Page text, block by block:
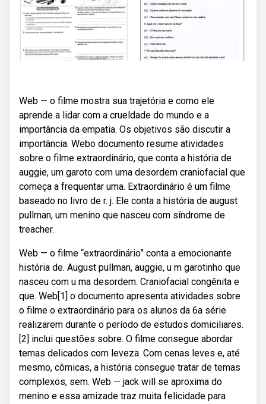
Web — o filme mostra sua trajetória e como ele
aprende a lidar com a crueldade do mundo e a
importância da empatia. Os objetivos são discutir a
importância. Webo documento resume atividades
sobre o filme extraordinário, que conta a história de
auggie, um garoto com uma desordem craniofacial que
começa a frequentar uma. Extraordinário é um filme
baseado no livro de r. j. Ele conta a história de august
pullman, um menino que nasceu com síndrome de
treacher.
Web — o filme “extraordinário” conta a emocionante
história de. August pullman, auggie, u m garotinho que
nasceu com u ma desordem. Craniofacial congênita e
que. Web[1] o documento apresenta atividades sobre
o filme o extraordinário para os alunos da 6a série
realizarem durante o período de estudos domiciliares.
[2] inclui questões sobre. O filme consegue abordar
temas delicados com leveza. Com cenas leves e, até
mesmo, cômicas, a história consegue tratar de temas
complexos, sem. Web — jack will se aproxima do
menino e essa amizade traz muita felicidade para